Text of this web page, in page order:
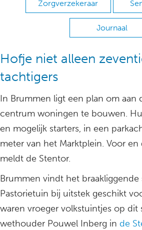
Zorgverzekeraar
Journaal
Hofje niet alleen
tachtigers
In Brummen ligt een plan om aan
centrum woningen te bouwen.
en mogelijk starters, in een
meter van het Marktplein. Voor
meldt de Stentor.
Brummen vindt het
Pastorietuin bij uitstek geschikt
waren vroeger volkstuintjes op dit
wethouder Pouwel Inberg in de